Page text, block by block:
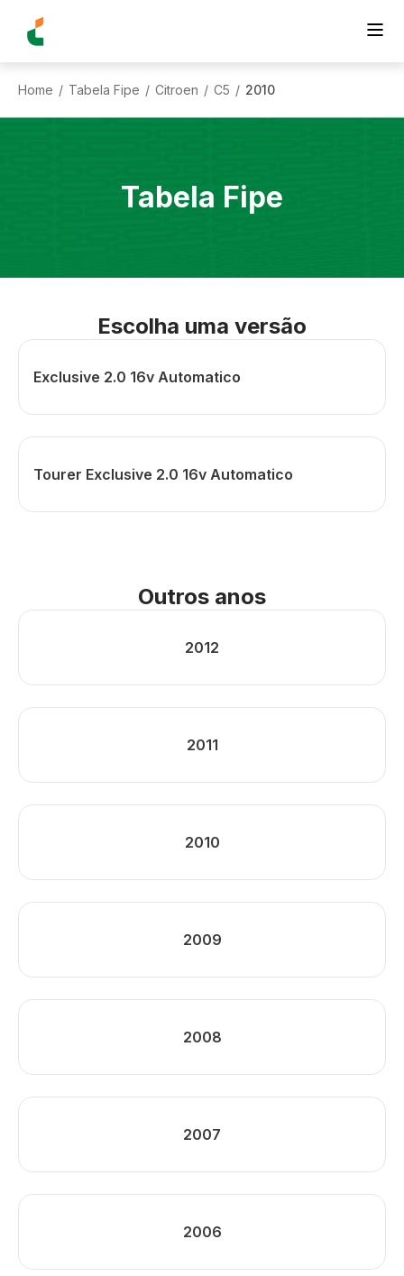
Home / Tabela Fipe / Citroen / C5 / 2010
Tabela Fipe
Escolha uma versão
Exclusive 2.0 16v Automatico
Tourer Exclusive 2.0 16v Automatico
Outros anos
2012
2011
2010
2009
2008
2007
2006